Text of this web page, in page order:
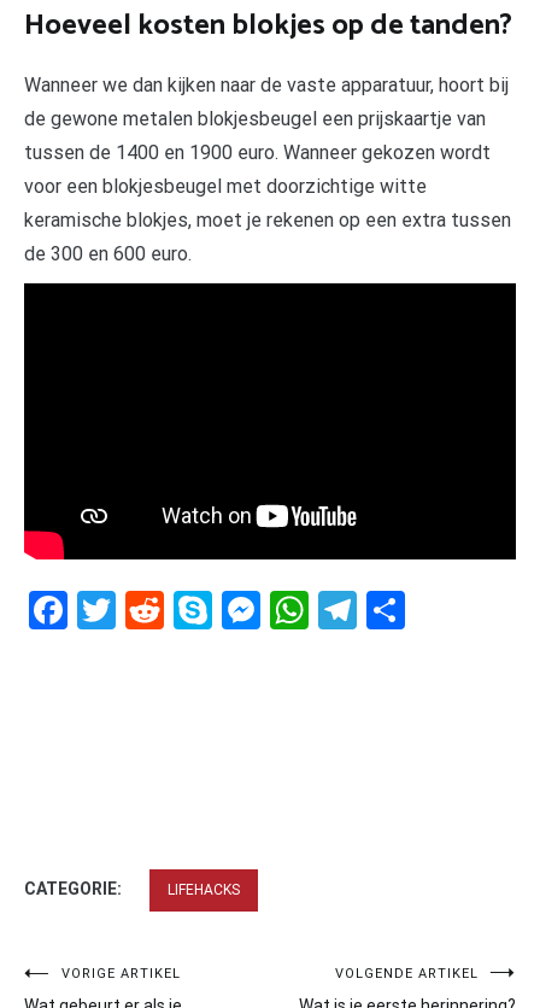
Hoeveel kosten blokjes op de tanden?
Wanneer we dan kijken naar de vaste apparatuur, hoort bij
de gewone metalen blokjesbeugel een prijskaartje van
tussen de 1400 en 1900 euro. Wanneer gekozen wordt
voor een blokjesbeugel met doorzichtige witte
keramische blokjes, moet je rekenen op een extra tussen
de 300 en 600 euro.
Facebook
Twitter
RedditSkypeMessenger
WhatsApp
Telegram
CATEGORIE: LIFEHACKS
Bericht
VORIGE ARTIKEL VOLGENDE ARTIKEL